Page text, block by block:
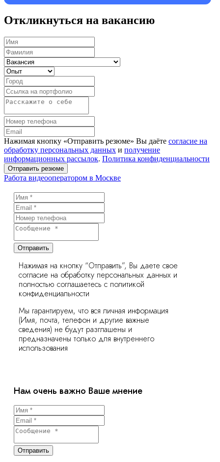
Откликнуться на вакансию
Нажимая кнопку «Отправить резюме» Вы даёте согласие на
обработку персональных данных и получение
информационных рассылок. Политика конфиденциальности
Отправить резюме
Работа видеооператором в Москве
Отправить
Нажимая на кнопку “Отправить”, Вы даете свое
согласие на обработку персональных данных и
полностью соглашаетесь с политикой
конфиденциальности
Мы гарантируем, что вся личная информация
(Имя, почта, телефон и другие важные
сведения) не будут разглашены и
предназначены только для внутреннего
использования
Нам очень важно Ваше мнение
Отправить